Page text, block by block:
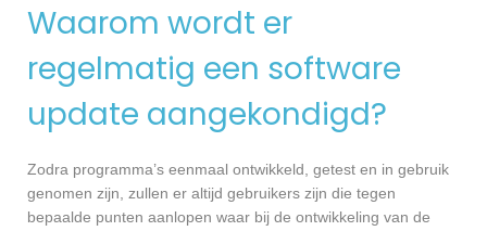
Waarom wordt er
regelmatig een software
update aangekondigd?
Zodra programma’s eenmaal ontwikkeld, getest en in gebruik
genomen zijn, zullen er altijd gebruikers zijn die tegen
bepaalde punten aanlopen waar bij de ontwikkeling van de